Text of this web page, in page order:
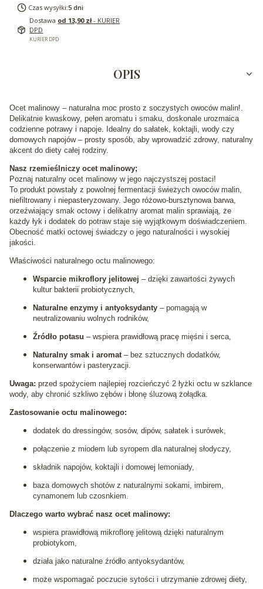
Czas wysyłki:5 dni
Dostawa od 13,90 zł- KURIER
DPD
KURIER DPD
OPIS
Ocet malinowy – naturalna moc prosto z soczystych owoców malin!.
Delikatnie kwaskowy, pełen aromatu i smaku, doskonale urozmaica
codzienne potrawy i napoje. Idealny do sałatek, koktajli, wody czy
domowych napojów – prosty sposób, aby wprowadzić zdrowy, naturalny
akcent do diety całej rodziny.
Nasz rzemieślniczy ocet malinowy;
Poznaj naturalny ocet malinowy w jego najczystszej postaci!
To produkt powstały z powolnej fermentacji świeżych owoców malin,
niefiltrowany i niepasteryzowany. Jego różowo-bursztynowa barwa,
orzeźwiający smak octowy i delikatny aromat malin sprawiają, że
każdy łyk i dodatek do potraw staje się wyjątkowym doświadczeniem.
Obecność matki octowej świadczy o jego naturalności i wysokiej
jakości.
Właściwości naturalnego octu malinowego:
Wsparcie mikroflory jelitowej – dzięki zawartości żywych
kultur bakterii probiotycznych,
Naturalne enzymy i antyoksydanty – pomagają w
neutralizowaniu wolnych rodników,
Źródło potasu – wspiera prawidłową pracę mięśni i serca,
Naturalny smak i aromat – bez sztucznych dodatków,
konserwantów i pasteryzacji.
Uwaga: przed spożyciem najlepiej rozcieńczyć 2 łyżki octu w szklance
wody, aby chronić szkliwo zębów i błonę śluzową żołądka.
Zastosowanie octu malinowego:
dodatek do dressingów, sosów, dipów, sałatek i surówek,
połączenie z miodem lub syropem dla naturalnej słodyczy,
składnik napojów, koktajli i domowej lemoniady,
baza domowych shotów z naturalnymi sokami, imbirem,
cynamonem lub czosnkiem.
Dlaczego warto wybrać nasz ocet malinowy:
wspiera prawidłową mikroflorę jelitową dzięki naturalnym
probiotykom,
działa jako naturalne źródło antyoksydantów,
może wspomagać poczucie sytości i utrzymanie zdrowej diety,